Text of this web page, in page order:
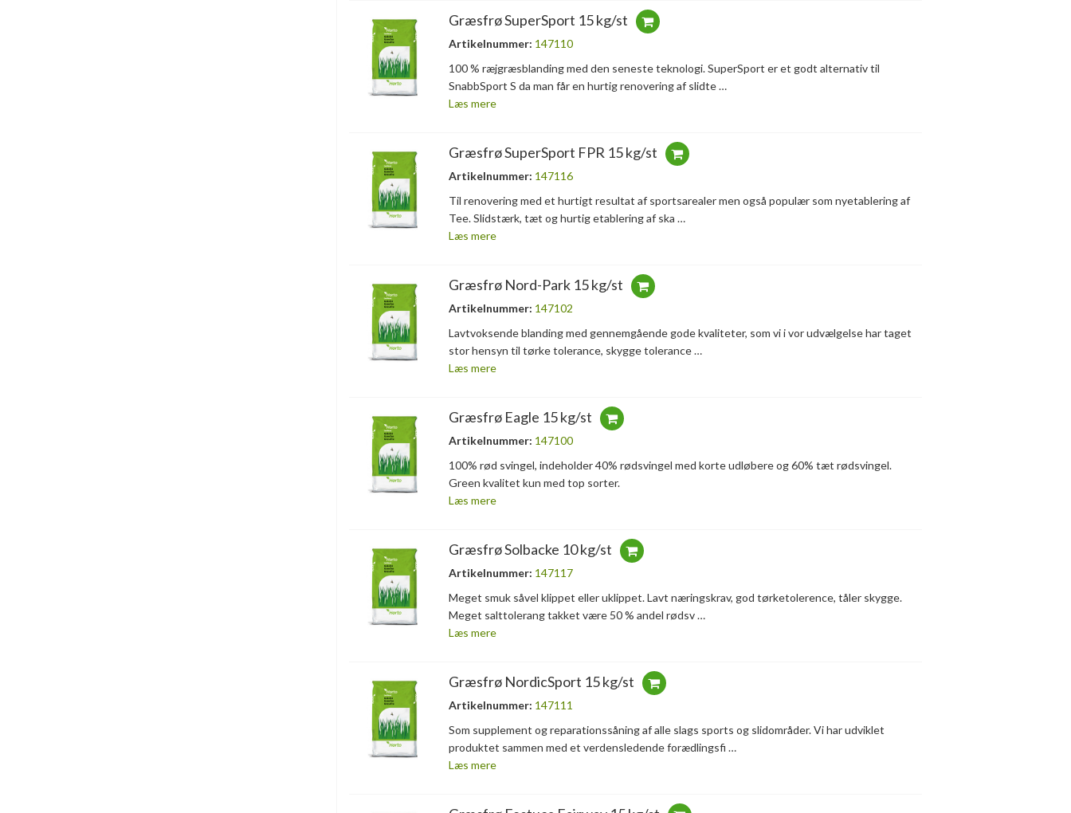
Græsfrø SuperSport 15 kg/st
Artikelnummer: 147110
100 % ræjgræsblanding med den seneste teknologi. SuperSport er et godt alternativ til
SnabbSport S da man får en hurtig renovering af slidte …
Læs mere
Græsfrø SuperSport FPR 15 kg/st
Artikelnummer: 147116
Til renovering med et hurtigt resultat af sportsarealer men også populær som nyetablering af
Tee. Slidstærk, tæt og hurtig etablering af ska …
Læs mere
Græsfrø Nord-Park 15 kg/st
Artikelnummer: 147102
Lavtvoksende blanding med gennemgående gode kvaliteter, som vi i vor udvælgelse har taget
stor hensyn til tørke tolerance, skygge tolerance …
Læs mere
Græsfrø Eagle 15 kg/st
Artikelnummer: 147100
100% rød svingel, indeholder 40% rødsvingel med korte udløbere og 60% tæt rødsvingel.
Green kvalitet kun med top sorter.
Læs mere
Græsfrø Solbacke 10 kg/st
Artikelnummer: 147117
Meget smuk såvel klippet eller uklippet. Lavt næringskrav, god tørketolerence, tåler skygge.
Meget salttolerang takket være 50 % andel rødsv …
Læs mere
Græsfrø NordicSport 15 kg/st
Artikelnummer: 147111
Som supplement og reparationssåning af alle slags sports og slidområder. Vi har udviklet
produktet sammen med et verdensledende forædlingsfi …
Læs mere